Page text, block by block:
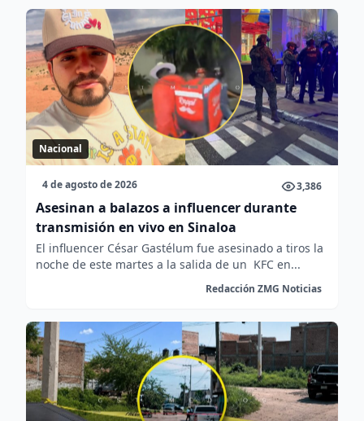
Nacional
4 de agosto de 2026 3,386
Asesinan a balazos a influencer durante
transmisión en vivo en Sinaloa
El influencer César Gastélum fue asesinado a tiros la
noche de este martes a la salida de un KFC en...
Redacción ZMG Noticias